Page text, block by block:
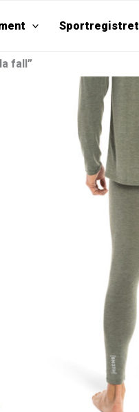
Sportregistret
fall”